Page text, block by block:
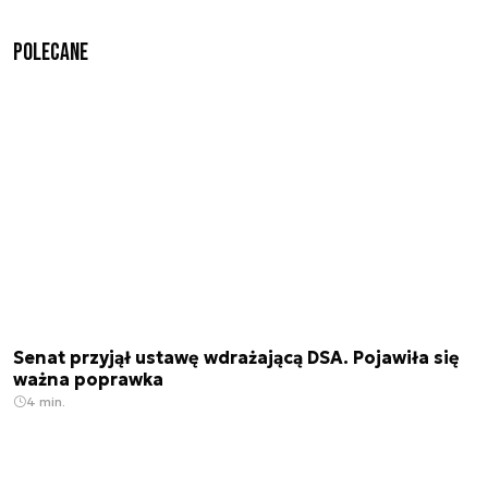
Polecane
Senat przyjął ustawę wdrażającą DSA. Pojawiła się
ważna poprawka
4 min.